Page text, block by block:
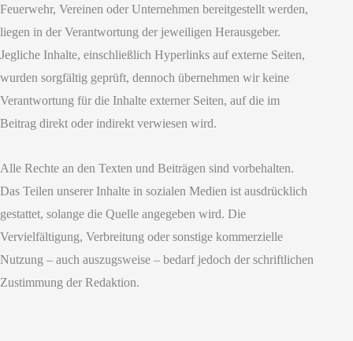
Feuerwehr, Vereinen oder Unternehmen bereitgestellt werden,
liegen in der Verantwortung der jeweiligen Herausgeber.
Jegliche Inhalte, einschließlich Hyperlinks auf externe Seiten,
wurden sorgfältig geprüft, dennoch übernehmen wir keine
Verantwortung für die Inhalte externer Seiten, auf die im
Beitrag direkt oder indirekt verwiesen wird.
Alle Rechte an den Texten und Beiträgen sind vorbehalten.
Das Teilen unserer Inhalte in sozialen Medien ist ausdrücklich
gestattet, solange die Quelle angegeben wird. Die
Vervielfältigung, Verbreitung oder sonstige kommerzielle
Nutzung – auch auszugsweise – bedarf jedoch der schriftlichen
Zustimmung der Redaktion.